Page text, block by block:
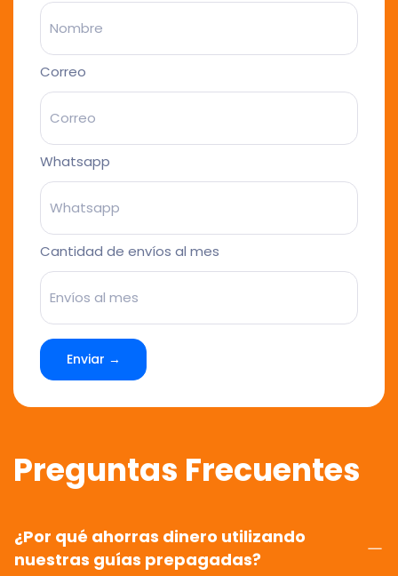
Correo
Whatsapp
Cantidad de envíos al mes
Enviar →
Preguntas Frecuentes
¿Por qué ahorras dinero utilizando
nuestras guías prepagadas?